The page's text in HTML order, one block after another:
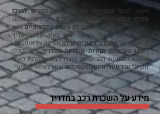
חשוב לזכור שמציאת חנייה כשאתם חוזרים למרכז
מדריד יכולה להיות משימה מאתגרתויקרה ולכן אנחנו
ממליצים להשכיר את הרכב רק בימים הספציפייםבהם
אתם רוצים לצאת החוצה שכן בעיר עצמה עדיף
להסתמך על תחבורה ציבורית יעילהורכיבה על אופניים.
ריכזנו בעבורכם נקודות מרכזיות במדרידבהן תוכלו
למצוא סוכנויות רכב שמהן תוכלו לצאת בקלות לאחר
מכן אלעבר טיולי היום המקסימיםשיש לאיזור להציע.
מידע על השכרת רכב במדריד